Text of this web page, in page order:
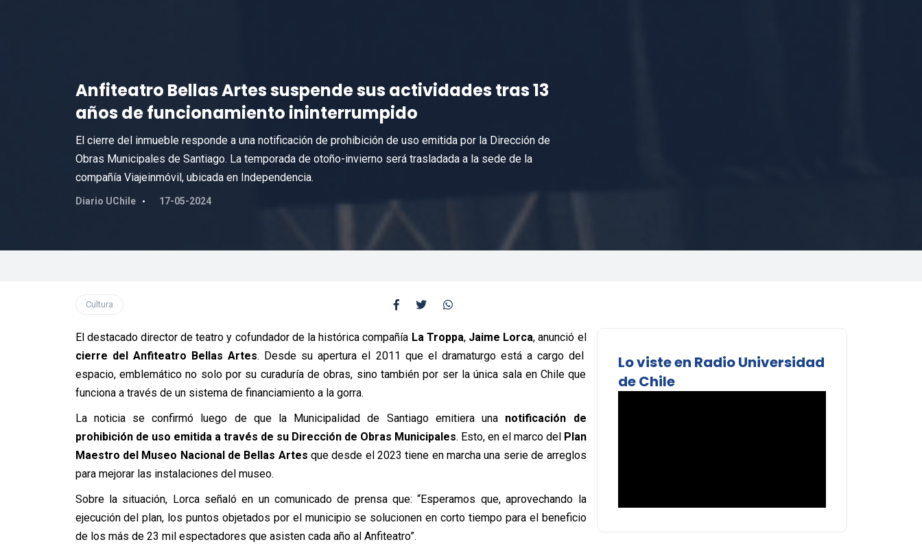
Anfiteatro Bellas Artes suspende sus actividades tras 13
años de funcionamiento ininterrumpido
El cierre del inmueble responde a una notificación de prohibición de uso emitida por la Dirección de
Obras Municipales de Santiago. La temporada de otoño-invierno será trasladada a la sede de la
compañía Viajeinmóvil, ubicada en Independencia.
Diario UChile 17-05-2024
Cultura
El destacado director de teatro y cofundador de la histórica compañía La Troppa, Jaime Lorca, anunció el
cierre del Anfiteatro Bellas Artes. Desde su apertura el 2011 que el dramaturgo está a cargo del
espacio, emblemático no solo por su curaduría de obras, sino también por ser la única sala en Chile que
funciona a través de un sistema de financiamiento a la gorra.
La noticia se confirmó luego de que la Municipalidad de Santiago emitiera una notificación de
prohibición de uso emitida a través de su Dirección de Obras Municipales. Esto, en el marco del Plan
Maestro del Museo Nacional de Bellas Artes que desde el 2023 tiene en marcha una serie de arreglos
para mejorar las instalaciones del museo.
Sobre la situación, Lorca señaló en un comunicado de prensa que: “Esperamos que, aprovechando la
ejecución del plan, los puntos objetados por el municipio se solucionen en corto tiempo para el beneficio
de los más de 23 mil espectadores que asisten cada año al Anfiteatro”.
Lo viste en Radio Universidad
de Chile